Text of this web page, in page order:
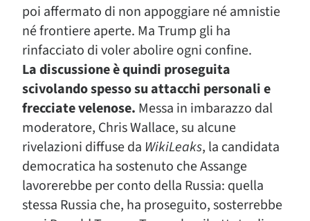
poi affermato di non appoggiare né amnistie
né frontiere aperte. Ma Trump gli ha
rinfacciato di voler abolire ogni confine.
La discussione è quindi proseguita
scivolando spesso su attacchi personali e
frecciate velenose. Messa in imbarazzo dal
moderatore, Chris Wallace, su alcune
rivelazioni diffuse da WikiLeaks, la candidata
democratica ha sostenuto che Assange
lavorerebbe per conto della Russia: quella
stessa Russia che, ha proseguito, sosterrebbe